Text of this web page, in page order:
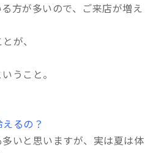
方が多いので、ご来店が増え
が、
いうこと。
るの？
いと思いますが、実は夏は体